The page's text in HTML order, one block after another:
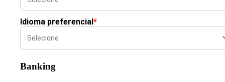
Idioma preferencial *
Banking